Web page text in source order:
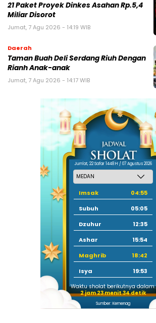
21 Paket Proyek Dinkes Asahan Rp.5,4
Miliar Disorot
Jumat, 7 Agu 2026 - 14:19 WIB
Daerah
Taman Buah Deli Serdang Riuh Dengan
Rianh Anak-anak
Jumat, 7 Agu 2026 - 14:17 WIB
Jum'at, 22 Safar 1448 H / 07 Agustus 2026
Imsak
04:55
Subuh
05:05
Dzuhur
12:35
Ashar
15:54
Maghrib
18:42
Isya
19:53
Waktu sholat berikutnya dalam:
2 jam 23 menit 33 detik
Sumber: Kemenag